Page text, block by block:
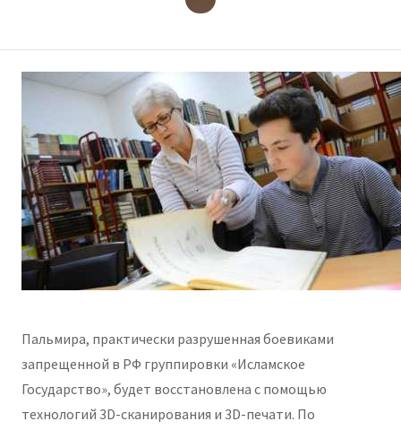
Пальмира, практически разрушенная боевиками
запрещенной в РФ группировки «Исламское
Государство», будет восстановлена с помощью
технологий 3D-сканирования и 3D-печати. По